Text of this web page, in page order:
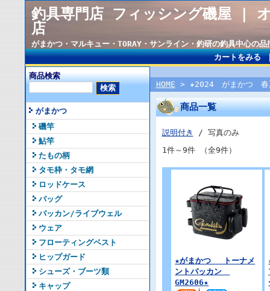
釣具専門店 フィッシング磯屋 |
店
がまかつ・マルキュー・TORAY・サンライン・釣研の釣具中心の
カートをみる
商品検索
がまかつ
磯竿
鮎竿
たもの柄
タモ枠・タモ網
ロッドケース
バッグ
バッカン/ライブウェル
ウェア
フローティングベスト
ヒップガード
シューズ・ブーツ類
キャップ
HOME > ★2024 がまかつ 春
商品一覧
説明付き
/ 写真のみ
1件～9件 （全9件）
★がまかつ トーナメ
ントバッカン
GM2606★